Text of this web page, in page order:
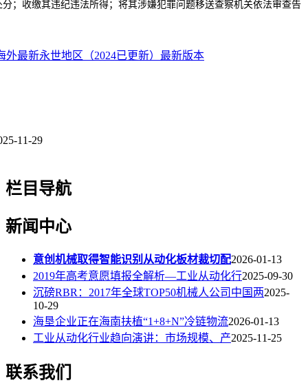
；收缴其违纪违法所得；将其涉嫌犯罪问题移送查察机关依法审查告
外最新永世地区（2024已更新）最新版本
11-29
栏目导航
新闻中心
意创机械取得智能识别从动化板材裁切配2026-01-13
2019年高考意愿填报全解析—工业从动化行2025-09-30
沉磅RBR：2017年全球TOP50机械人公司中国两2025-
10-29
海垦企业正在海南扶植“1+8+N”冷链物流2026-01-13
工业从动化行业趋向演讲：市场规模、产2025-11-25
联系我们